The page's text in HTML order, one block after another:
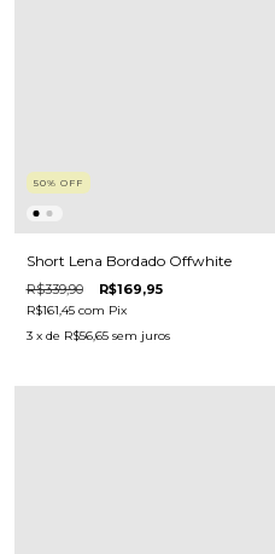
50% OFF
Short Lena Bordado Offwhite
R$339,90 R$169,95
R$161,45 com Pix
3 x de R$56,65 sem juros